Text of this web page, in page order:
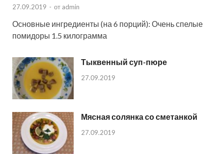
27.09.2019 - от admin
Основные ингредиенты (на 6 порций): Очень спелые
помидоры 1.5 килограмма
Тыквенный суп-пюре
27.09.2019
Мясная солянка со сметанкой
27.09.2019